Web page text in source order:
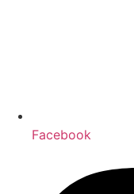
Facebook